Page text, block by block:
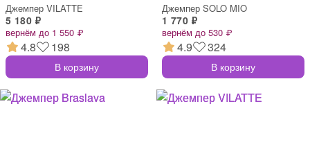
Джемпер VILATTE
5 180 ₽
вернём до 1 550 ₽
4.8 198
В корзину
Джемпер SOLO MIO
1 770 ₽
вернём до 530 ₽
4.9 324
В корзину